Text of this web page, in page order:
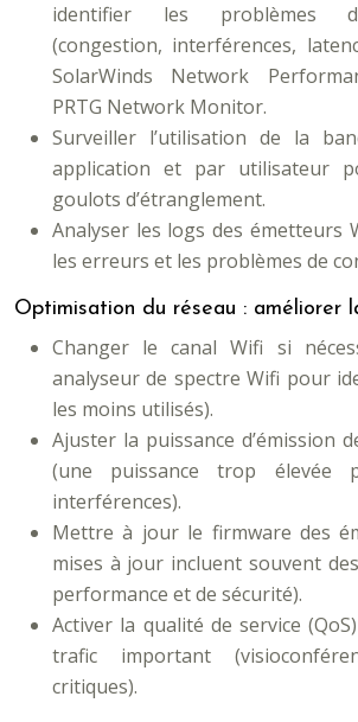
identifier les problèmes
(congestion, interférences,
SolarWinds Network
PRTG Network Monitor.
Surveiller l’utilisation de la
application et par utilisateur
goulots d’étranglement.
Analyser les logs des émetteurs
les erreurs et les problèmes de
Optimisation du réseau : améliorer
Changer le canal Wifi si
analyseur de spectre Wifi pour
les moins utilisés).
Ajuster la puissance d’émission
(une puissance trop élevée
interférences).
Mettre à jour le firmware des
mises à jour incluent souvent
performance et de sécurité).
Activer la qualité de service
trafic important
critiques).